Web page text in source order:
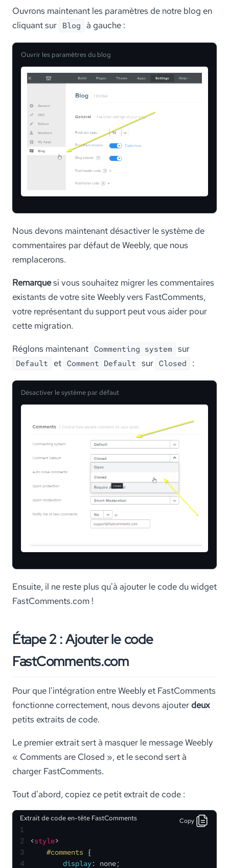
Ouvrons maintenant les paramètres de notre blog en
cliquant sur Blog à gauche :
Ouvrir les paramètres du blog
Nous devons maintenant désactiver le système de
commentaires par défaut de Weebly, que nous
remplacerons.
Remarquesi vous souhaitez migrer les commentaires
existants de votre site Weebly vers FastComments,
votre représentant du support peut vous aider pour
cette migration.
Réglons maintenant Commenting system sur
Default et Comment Default sur Closed :
Désactiver le système par défaut
Ensuite, il ne reste plus qu'à ajouter le code du widget
FastComments.com !
Étape 2 : Ajouter le code
FastComments.com
Pour que l'intégration entre Weebly et FastComments
fonctionne correctement, nous devons ajouter deux
petits extraits de code.
Le premier extrait sert à masquer le message Weebly
« Comments are Closed », et le second sert à
charger FastComments.
Tout d'abord, copiez ce petit extrait de code :
Extrait de code en-tête FastComments Copy
1
2
<style>
3
#comments {
4
display: none;